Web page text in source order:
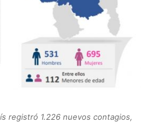
registró 1.226 nuevos contagios,